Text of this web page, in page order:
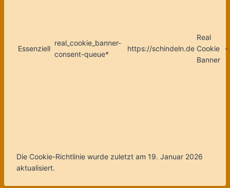
Essenziell
real_cookie_banner-
consent-queue*
https://schindeln.de
Real
Cookie
Banner
-
Die Cookie-Richtlinie wurde zuletzt am 19. Januar 2026
aktualisiert.